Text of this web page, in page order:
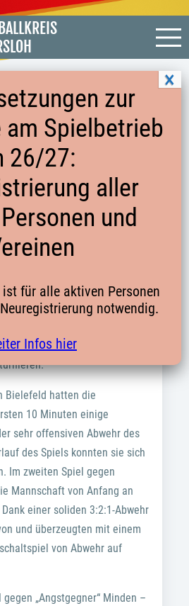
IN MINDEN
Gütersloh, betreut
dritten Sichtungsturnier in
und zwar gegen die Kreise
und Münsterland. Mit drei
bereits bei den beiden
Bielefeld hatten die
10 Minuten einige
sehr offensiven Abwehr des
des Spiels konnten sie sich
Im zweiten Spiel gegen
Mannschaft von Anfang an
einer soliden 3:2:1-Abwehr
und überzeugten mit einem
von Abwehr auf
„Angstgegner“ Minden –
zur
am Spielbetrieb
26/27:
aller
und
für alle aktiven Personen
notwendig.
Infos hier